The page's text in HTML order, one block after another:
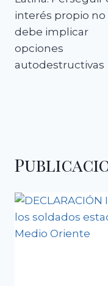
interés propio no
debe implicar
opciones
autodestructivas